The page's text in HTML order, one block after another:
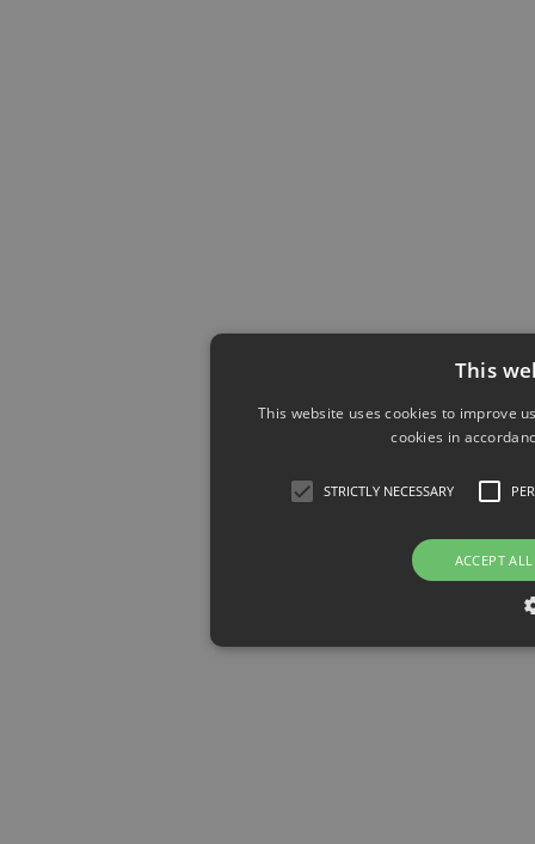
This
This website uses cookies to improve
cookies in
STRICTLY NECESSARY
ACCEPT ALL